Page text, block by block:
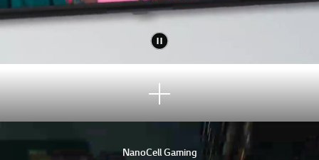
Узна
ть
боль
NanoCell Gaming